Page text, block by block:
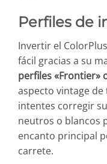
Perfiles de
Invertir el
fácil gracias a su
perfiles «Frontier»
aspecto vintage de
intentes corregir
neutros o blancos
encanto principal
carrete.